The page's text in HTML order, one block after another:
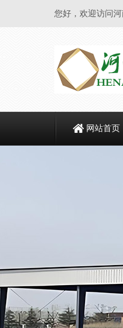
您好，欢迎访问
网站首页